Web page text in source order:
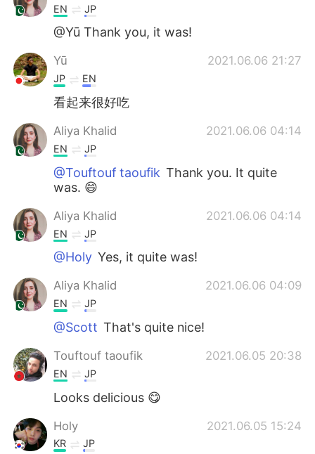
EN JP
@Yū Thank you, it was!
Yū 2021.06.06 21:27
JP EN
看起来很好吃
Aliya Khalid 2021.06.06 04:14
EN JP
@Touftouf taoufik Thank you. It quite
was. 😄
Aliya Khalid 2021.06.06 04:14
EN JP
@Holy Yes, it quite was!
Aliya Khalid 2021.06.06 04:09
EN JP
@Scott That's quite nice!
Touftouf taoufik 2021.06.05 20:38
EN JP
Looks delicious 😋
Holy 2021.06.05 15:24
KR JP